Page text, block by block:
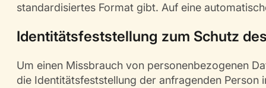
standardisiertes Format gibt. Auf eine
Identitätsfeststellung zum Schutz
Um einen Missbrauch von personenbezogenen
die Identitätsfeststellung der anfragenden